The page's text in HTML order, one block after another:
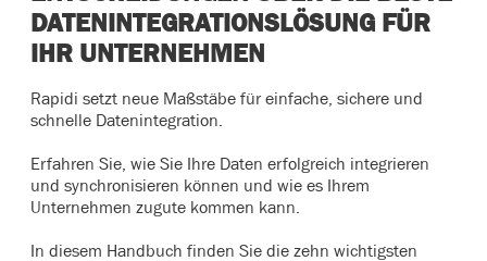
DATENINTEGRATIONSLÖSUNG FÜR
IHR UNTERNEHMEN
Rapidi setzt neue Maßstäbe für einfache, sichere und
schnelle Datenintegration.
Erfahren Sie, wie Sie Ihre Daten erfolgreich integrieren
und synchronisieren können und wie es Ihrem
Unternehmen zugute kommen kann.
In diesem Handbuch finden Sie die zehn wichtigsten